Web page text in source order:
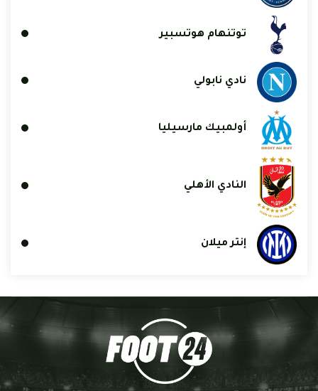
توتنهام هوتسبير
نادي نابولي
أولمبيك مارسيليا
النادي الأهلي
إنتر ميلان